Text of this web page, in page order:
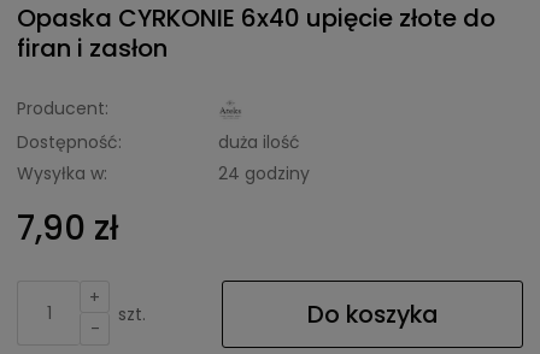
Opaska CYRKONIE 6x40 upięcie złote do
firan i zasłon
Producent:
Dostępność:
duża ilość
Wysyłka w:
24 godziny
7,90 zł
+
-
szt. Do koszyka